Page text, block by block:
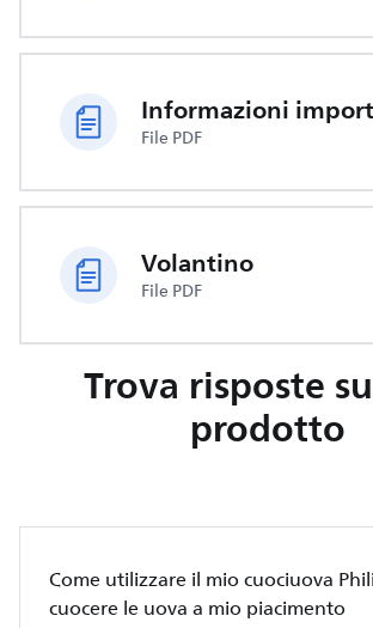
File PDF
Volantino
File PDF
Trova risposte
prodotto
Come utilizzare il mio cuociuova
cuocere le uova a mio piacimento